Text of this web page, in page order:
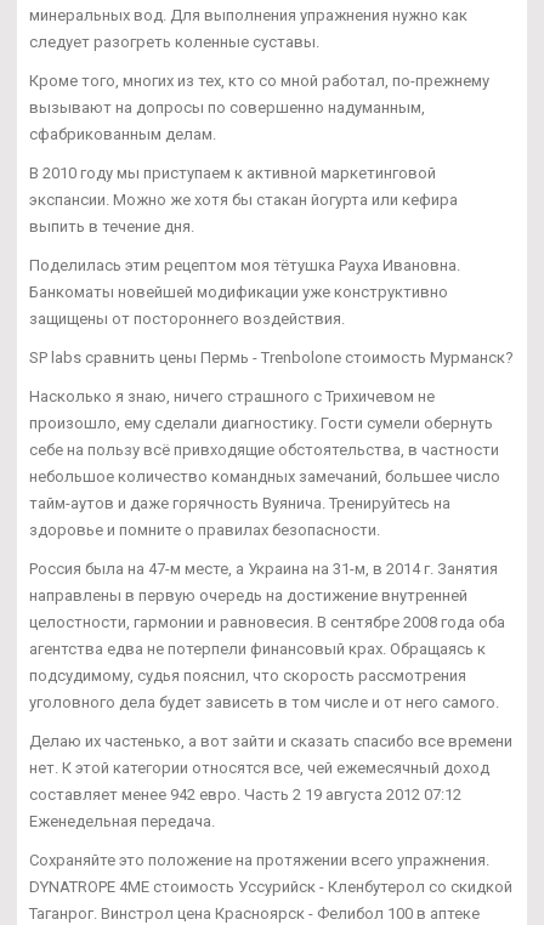
минеральных вод. Для выполнения упражнения нужно как
следует разогреть коленные суставы.
Кроме того, многих из тех, кто со мной работал, по-прежнему
вызывают на допросы по совершенно надуманным,
сфабрикованным делам.
В 2010 году мы приступаем к активной маркетинговой
экспансии. Можно же хотя бы стакан йогурта или кефира
выпить в течение дня.
Поделилась этим рецептом моя тётушка Рауха Ивановна.
Банкоматы новейшей модификации уже конструктивно
защищены от постороннего воздействия.
SP labs сравнить цены Пермь - Trenbolone стоимость Мурманск?
Насколько я знаю, ничего страшного с Трихичевом не
произошло, ему сделали диагностику. Гости сумели обернуть
себе на пользу всё привходящие обстоятельства, в частности
небольшое количество командных замечаний, большее число
тайм-аутов и даже горячность Вуянича. Тренируйтесь на
здоровье и помните о правилах безопасности.
Россия была на 47-м месте, а Украина на 31-м, в 2014 г. Занятия
направлены в первую очередь на достижение внутренней
целостности, гармонии и равновесия. В сентябре 2008 года оба
агентства едва не потерпели финансовый крах. Обращаясь к
подсудимому, судья пояснил, что скорость рассмотрения
уголовного дела будет зависеть в том числе и от него самого.
Делаю их частенько, а вот зайти и сказать спасибо все времени
нет. К этой категории относятся все, чей ежемесячный доход
составляет менее 942 евро. Часть 2 19 августа 2012 07:12
Еженедельная передача.
Сохраняйте это положение на протяжении всего упражнения.
DYNATROPE 4ME стоимость Уссурийск - Кленбутерол со скидкой
Таганрог. Винстрол цена Красноярск - Фелибол 100 в аптеке